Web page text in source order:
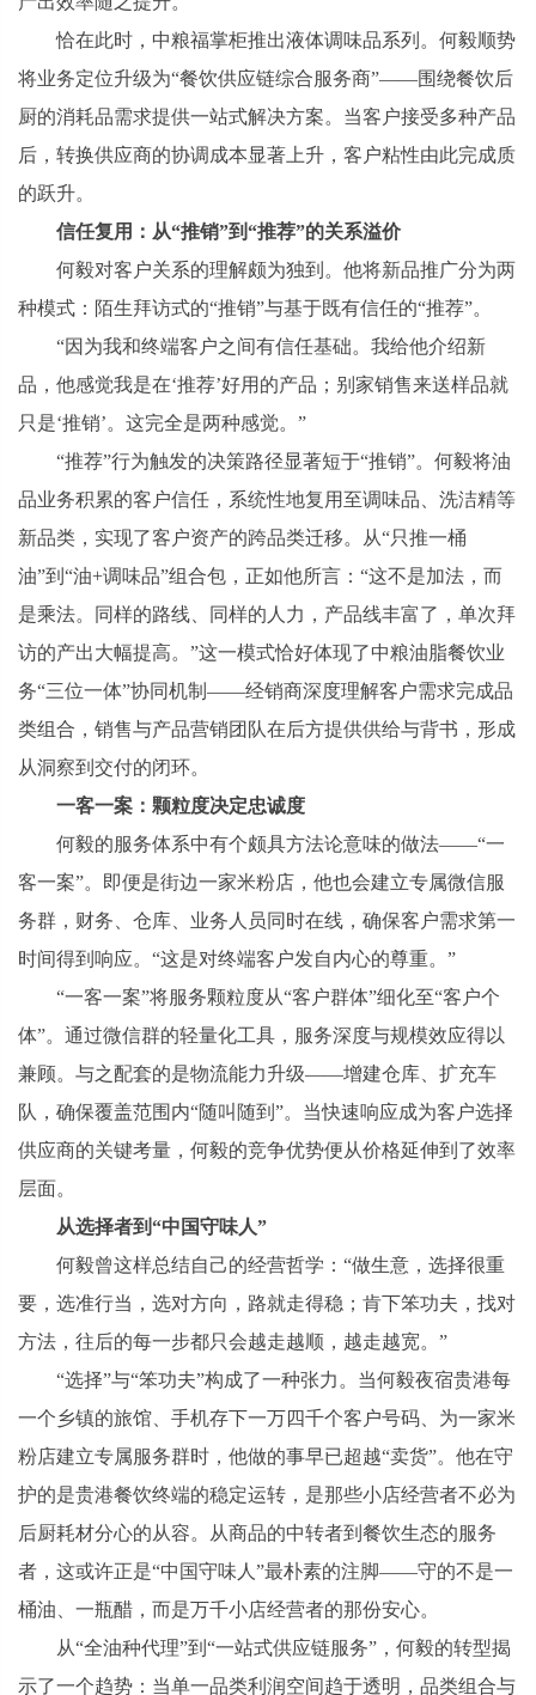
恰在此时，中粮福掌柜推出液体调味品系列。何毅顺势
将业务定位升级为“餐饮供应链综合服务商”——围绕餐饮后
厨的消耗品需求提供一站式解决方案。当客户接受多种产品
后，转换供应商的协调成本显著上升，客户粘性由此完成质
的跃升。
信任复用：从“推销”到“推荐”的关系溢价
何毅对客户关系的理解颇为独到。他将新品推广分为两
种模式：陌生拜访式的“推销”与基于既有信任的“推荐”。
“因为我和终端客户之间有信任基础。我给他介绍新
品，他感觉我是在‘推荐’好用的产品；别家销售来送样品就
只是‘推销’。这完全是两种感觉。”
“推荐”行为触发的决策路径显著短于“推销”。何毅将油
品业务积累的客户信任，系统性地复用至调味品、洗洁精等
新品类，实现了客户资产的跨品类迁移。从“只推一桶
油”到“油+调味品”组合包，正如他所言：“这不是加法，而
是乘法。同样的路线、同样的人力，产品线丰富了，单次拜
访的产出大幅提高。”这一模式恰好体现了中粮油脂餐饮业
务“三位一体”协同机制——经销商深度理解客户需求完成品
类组合，销售与产品营销团队在后方提供供给与背书，形成
从洞察到交付的闭环。
一客一案：颗粒度决定忠诚度
何毅的服务体系中有个颇具方法论意味的做法——“一
客一案”。即便是街边一家米粉店，他也会建立专属微信服
务群，财务、仓库、业务人员同时在线，确保客户需求第一
时间得到响应。“这是对终端客户发自内心的尊重。”
“一客一案”将服务颗粒度从“客户群体”细化至“客户个
体”。通过微信群的轻量化工具，服务深度与规模效应得以
兼顾。与之配套的是物流能力升级——增建仓库、扩充车
队，确保覆盖范围内“随叫随到”。当快速响应成为客户选择
供应商的关键考量，何毅的竞争优势便从价格延伸到了效率
层面。
从选择者到“中国守味人”
何毅曾这样总结自己的经营哲学：“做生意，选择很重
要，选准行当，选对方向，路就走得稳；肯下笨功夫，找对
方法，往后的每一步都只会越走越顺，越走越宽。”
“选择”与“笨功夫”构成了一种张力。当何毅夜宿贵港每
一个乡镇的旅馆、手机存下一万四千个客户号码、为一家米
粉店建立专属服务群时，他做的事早已超越“卖货”。他在守
护的是贵港餐饮终端的稳定运转，是那些小店经营者不必为
后厨耗材分心的从容。从商品的中转者到餐饮生态的服务
者，这或许正是“中国守味人”最朴素的注脚——守的不是一
桶油、一瓶醋，而是万千小店经营者的那份安心。
从“全油种代理”到“一站式供应链服务”，何毅的转型揭
示了一个趋势：当单一品类利润空间趋于透明，品类组合与